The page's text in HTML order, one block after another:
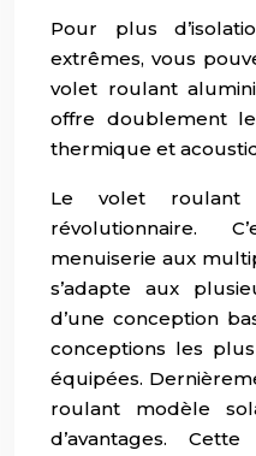
Pour plus
extrêmes, vous
volet roulant
offre doublement
thermique et
Le volet roulant
révolutionnaire.
menuiserie aux
s’adapte aux
d’une conception
conceptions les
équipées.
roulant modèle
d’avantages.